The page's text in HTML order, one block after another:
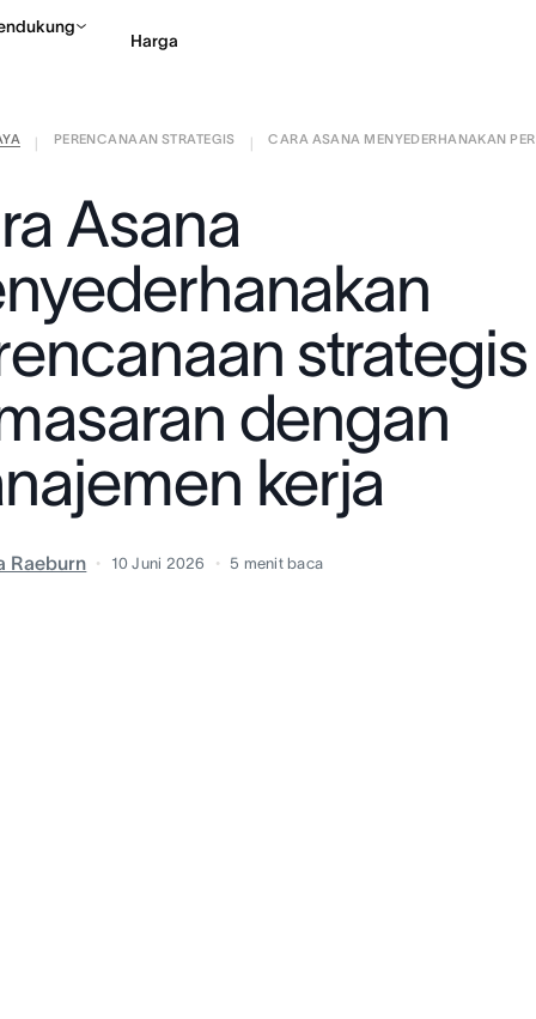
Harga
Hubungi penjualan
PERENCANAAN STRATEGIS CARA ASANA MENYEDERHANAKAN
Asana
strategis
dengan
kerja
Raeburn 10 Juni 2026 5 menit baca